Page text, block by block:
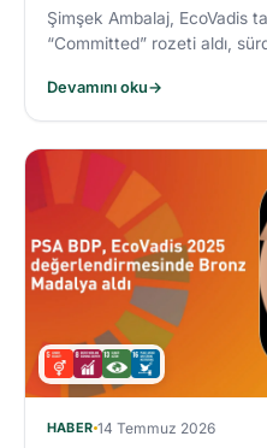
Şimşek Ambalaj, EcoVadis
“Committed” rozeti aldı,
Responsible® Faz-1 sürecini
ambalaj sektöründe bir ilke
Devamını oku→
HABER 14 Temmuz 2026